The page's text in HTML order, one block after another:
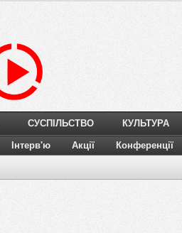
СУСПІЛЬСТВО КУЛЬТУРА
Інтерв'ю Акції Конференції